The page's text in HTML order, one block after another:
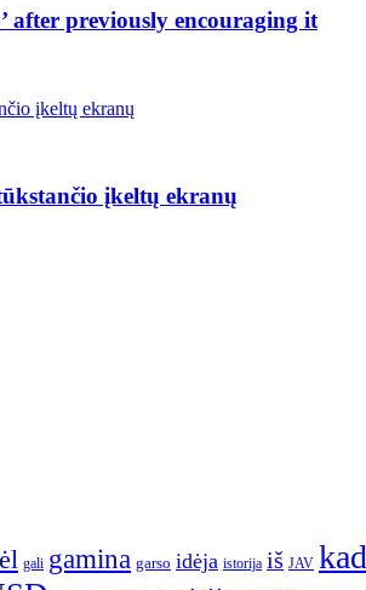
after previously encouraging it
įkeltų ekranų
gali gamina garso idėja istorija iš JAV kad